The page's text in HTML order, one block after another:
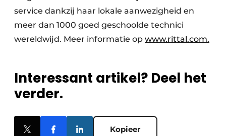
service dankzij haar lokale aanwezigheid en
meer dan 1000 goed geschoolde technici
wereldwijd. Meer informatie op www.rittal.com.
Interessant artikel? Deel het
verder.
Kopieer